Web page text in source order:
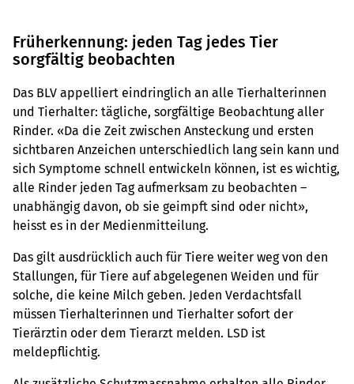
Früherkennung: jeden Tag jedes Tier
sorgfältig beobachten
Das BLV appelliert eindringlich an alle Tierhalterinnen
und Tierhalter: tägliche, sorgfältige Beobachtung aller
Rinder. «Da die Zeit zwischen Ansteckung und ersten
sichtbaren Anzeichen unterschiedlich lang sein kann und
sich Symptome schnell entwickeln können, ist es wichtig,
alle Rinder jeden Tag aufmerksam zu beobachten –
unabhängig davon, ob sie geimpft sind oder nicht»,
heisst es in der Medienmitteilung.
Das gilt ausdrücklich auch für Tiere weiter weg von den
Stallungen, für Tiere auf abgelegenen Weiden und für
solche, die keine Milch geben. Jeden Verdachtsfall
müssen Tierhalterinnen und Tierhalter sofort der
Tierärztin oder dem Tierarzt melden. LSD ist
meldepflichtig.